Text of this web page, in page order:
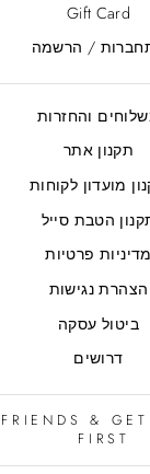
Gift Card
/ הרשמה
והחזרות
תקנון אתר
מועדון לקוחות
הטבת סייל
מדיניות פרטיות
הצהרת נגישות
ביטול עסקה
דרושים
&
FIRST